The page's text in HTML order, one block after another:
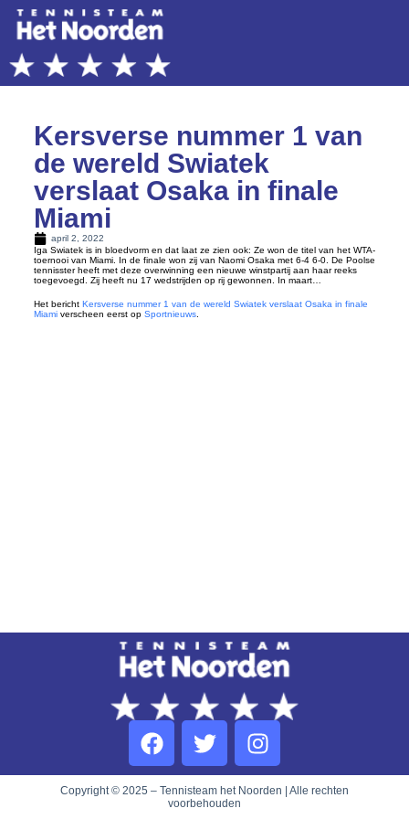
Kersverse nummer 1 van
de wereld Swiatek
verslaat Osaka in finale
Miami
april 2, 2022
Iga Swiatek is in bloedvorm en dat laat ze zien ook: Ze won de titel van het WTA-
toernooi van Miami. In de finale won zij van Naomi Osaka met 6-4 6-0. De Poolse
tennisster heeft met deze overwinning een nieuwe winstpartij aan haar reeks
toegevoegd. Zij heeft nu 17 wedstrijden op rij gewonnen. In maart…
Het bericht Kersverse nummer 1 van de wereld Swiatek verslaat Osaka in finale
Miamiverscheen eerst op Sportnieuws.
Copyright © 2025 – Tennisteam het Noorden | Alle rechten
voorbehouden